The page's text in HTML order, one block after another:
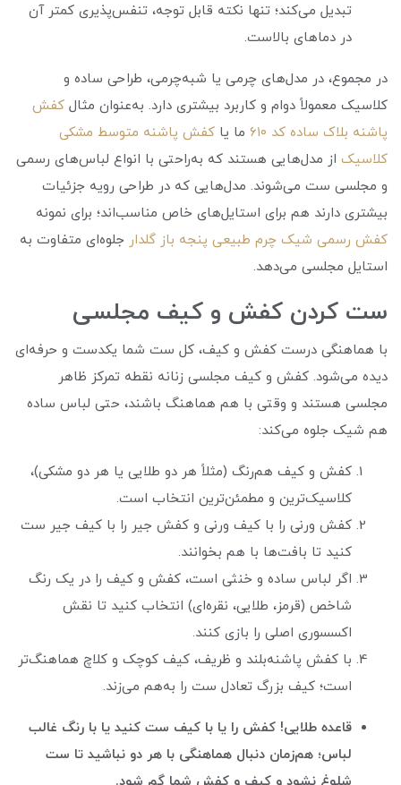
تبدیل می‌کند؛ تنها نکته قابل توجه، تنفس‌پذیری کمتر آن
در دماهای بالاست.
در مجموع، در مدل‌های چرمی یا شبه‌چرمی، طراحی ساده و
کلاسیک معمولاً دوام و کاربرد بیشتری دارد. به‌عنوان مثال کفش
پاشنه بلاک ساده کد ۶۱۰
ما یا کفش پاشنه متوسط مشکی
کلاسیک از مدل‌هایی هستند که به‌راحتی با انواع لباس‌های رسمی
و مجلسی ست می‌شوند. مدل‌هایی که در طراحی رویه جزئیات
بیشتری دارند هم برای استایل‌های خاص مناسب‌اند؛ برای نمونه
کفش رسمی شیک چرم طبیعی پنجه باز گلدار جلوه‌ای متفاوت به
استایل مجلسی می‌دهد.
ست کردن کفش و کیف مجلسی
با هماهنگی درست کفش و کیف، کل ست شما یکدست و حرفه‌ای
دیده می‌شود. کفش و کیف مجلسی زنانه نقطه تمرکز ظاهر
مجلسی هستند و وقتی با هم هماهنگ باشند، حتی لباس ساده
هم شیک جلوه می‌کند:
کفش و کیف هم‌رنگ (مثلاً هر دو طلایی یا هر دو مشکی)،
کلاسیک‌ترین و مطمئن‌ترین انتخاب است.
کفش ورنی را با کیف ورنی و کفش جیر را با کیف جیر ست
کنید تا بافت‌ها با هم بخوانند.
اگر لباس ساده و خنثی است، کفش و کیف را در یک رنگ
شاخص (قرمز، طلایی، نقره‌ای) انتخاب کنید تا نقش
اکسسوری اصلی را بازی کنند.
با کفش پاشنه‌بلند و ظریف، کیف کوچک و کلاچ هماهنگ‌تر
است؛ کیف بزرگ تعادل ست را به‌هم می‌زند.
قاعده طلایی! کفش را یا با کیف ست کنید یا با رنگ غالب
لباس؛ هم‌زمان دنبال هماهنگی با هر دو نباشید تا ست